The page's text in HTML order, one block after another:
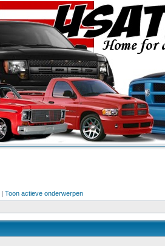
| Toon actieve onderwerpen